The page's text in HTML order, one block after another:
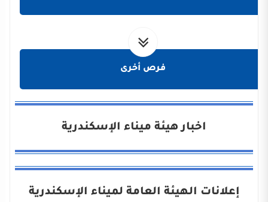
فرص أخرى
اخبار هيئة ميناء الإسكندرية
إعلانات الهيئة العامة لميناء الإسكندرية